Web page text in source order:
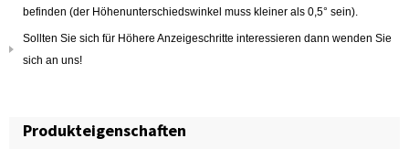
befinden (der Höhenunterschiedswinkel muss kleiner als 0,5° sein).
Sollten Sie sich für Höhere Anzeigeschritte interessieren dann wenden Sie
sich an uns!
Produkteigenschaften